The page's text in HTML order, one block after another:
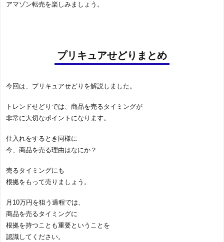
アマゾン転売を楽しみましょう。
プリキュアせどりまとめ
今回は、プリキュアせどりを解説しました。
トレンドせどりでは、商品を売るタイミングが
非常に大切なポイントになります。
仕入れをするとき同様に
今、商品を売る理由はなにか？
売るタイミングにも
根拠をもって売りましょう。
月10万円を狙う過程では、
商品を売るタイミングに
根拠を持つことも重要ということを
認識してください。